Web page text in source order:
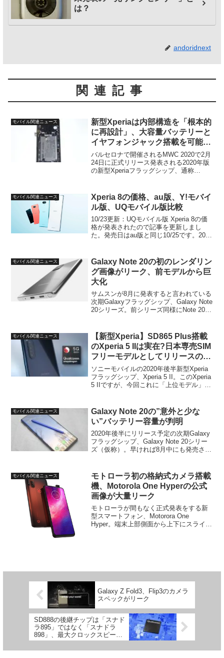
は？
andoridnext
関連記事
モバイル関連ニュース
新型Xperiaは内部構造を「根本的
に再設計」、大容量バッテリーと
イヤフォンジャック搭載を可能に
（噂）
バルセロナで開催されるMWC 2020で2月
24日に正式リリース発表される2020年版
の新型Xperiaフラッグシップ、通称
レンダリング画像より最...
モバイル関連ニュース
Xperia 8の価格、au版、Y!モバイ
ル版、UQモバイル版比較
10/23更新：UQモバイル版 Xperia 8の価
格が発表されたので記事を更新しまし
た。発売日はau版と同じ10/25です。2020
8。Xpe...
モバイル関連ニュース
Galaxy Note 20の初のレンダリン
グ画像がリーク、前モデルから巨
大化
サムスンが8月に発表すると言われている
次期Galaxyフラッグシップ、Galaxy Note
20シリーズ。前シリーズ同様にNote 20と
うちの「無印」、G...
モバイル関連ニュース
【新型Xperia】SD865 Plus搭載
のXperia 5 IIは実在?日本専売SIM
フリーモデルとしてリリースの可
能性
ソニーモバイルの2020年後半新型Xperia
フラッグシップ、Xperia 5 II。このXperia
5 IIですが、今回これに「上位モデル」が
モバイル関連ニュース
Galaxy Note 20の”意外と少な
い”バッテリー容量が判明
2020年後半にリリース予定の次期Galaxy
フラッグシップ、Galaxy Note 20シリー
ズ（仮称）。早ければ8月中にも発売され
Note 20のバッテリー...
モバイル関連ニュース
モトローラ初の格納式カメラ搭載
機、Motorola One Hyperの公式
画像が大量リーク
モトローラが間もなく正式発表をする新
型スマートフォン、Motorora One
Hyper。端末上部側面から上下にスライド
Galaxy Z Fold3、Flip3のカメラ
スペックがリーク
SD888の後継チップは「スナド
ラ895」ではなく「スナドラ
898」、最大クロックスピード
は3.09Ghzとの情報